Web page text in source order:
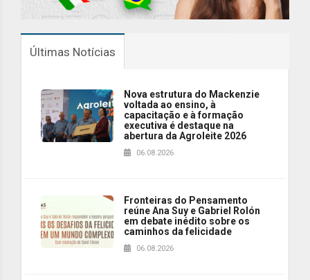
Últimas Notícias
Nova estrutura do Mackenzie
voltada ao ensino, à
capacitação e à formação
executiva é destaque na
abertura da Agroleite 2026
06.08.2026
Fronteiras do Pensamento
reúne Ana Suy e Gabriel Rolón
em debate inédito sobre os
caminhos da felicidade
06.08.2026